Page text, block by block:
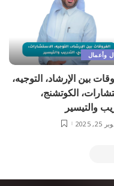
وأعمال
بين الإرشاد، التوجيه،
الكوتشنج،
والتيسير
2025